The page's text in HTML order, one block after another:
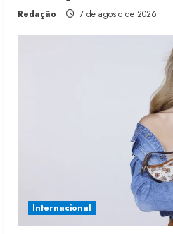
Redação 7 de agosto de 2026
Internacional